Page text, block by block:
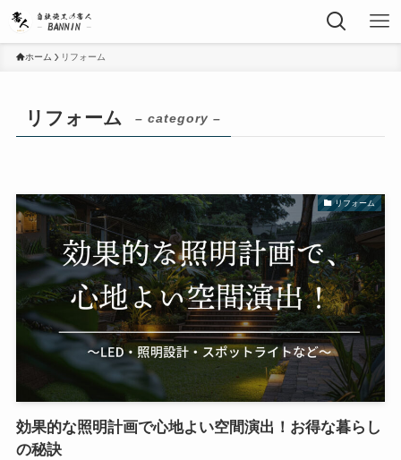
ホーム リフォーム
リフォーム – category –
リフォーム
効果的な照明計画で心地よい空間演出！お得な暮らし
の秘訣